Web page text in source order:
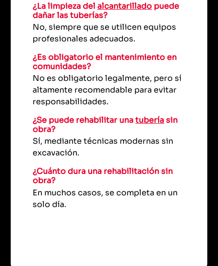
¿La limpieza delalcantarillado puede
dañar las tuberías?
No, siempre que se utilicen equipos
profesionales adecuados.
¿Es obligatorio el mantenimiento en
comunidades?
No es obligatorio legalmente, pero sí
altamente recomendable para evitar
responsabilidades.
¿Se puede rehabilitar unatuberíasin
obra?
Sí, mediante técnicas modernas sin
excavación.
¿Cuánto dura una rehabilitación sin
obra?
En muchos casos, se completa en un
solo día.